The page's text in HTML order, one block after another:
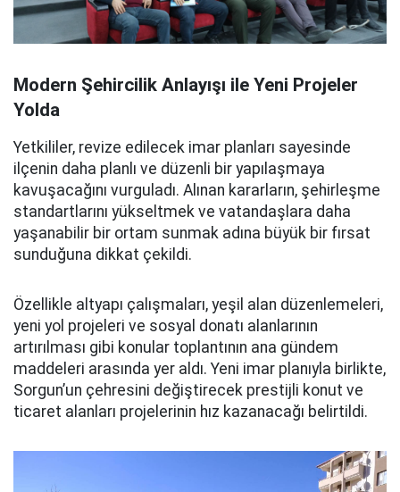
Modern Şehircilik Anlayışı ile Yeni Projeler
Yolda
Yetkililer, revize edilecek imar planları sayesinde
ilçenin daha planlı ve düzenli bir yapılaşmaya
kavuşacağını vurguladı. Alınan kararların, şehirleşme
standartlarını yükseltmek ve vatandaşlara daha
yaşanabilir bir ortam sunmak adına büyük bir fırsat
sunduğuna dikkat çekildi.
Özellikle altyapı çalışmaları, yeşil alan düzenlemeleri,
yeni yol projeleri ve sosyal donatı alanlarının
artırılması gibi konular toplantının ana gündem
maddeleri arasında yer aldı. Yeni imar planıyla birlikte,
Sorgun’un çehresini değiştirecek prestijli konut ve
ticaret alanları projelerinin hız kazanacağı belirtildi.